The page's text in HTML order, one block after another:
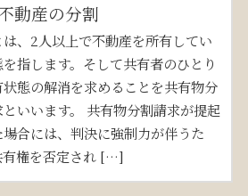
動産の分割
は、2人以上で不動産を所有してい
を指します。そして共有者のひとり
状態の解消を求めることを共有物分
いいます。 共有物分割請求が提起
場合には、判決に強制力が伴うた
有権を否定され […]